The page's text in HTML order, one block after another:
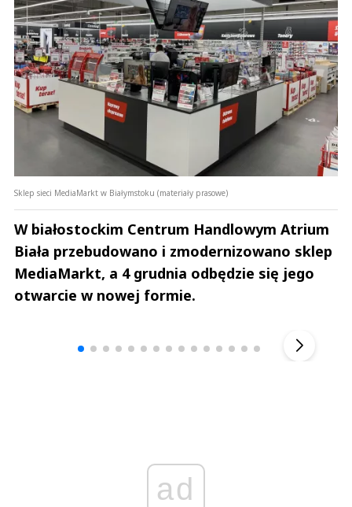
Sklep sieci MediaMarkt w Białymstoku (materiały prasowe)
W białostockim Centrum Handlowym Atrium
Biała przebudowano i zmodernizowano sklep
MediaMarkt, a 4 grudnia odbędzie się jego
otwarcie w nowej formie.
ad